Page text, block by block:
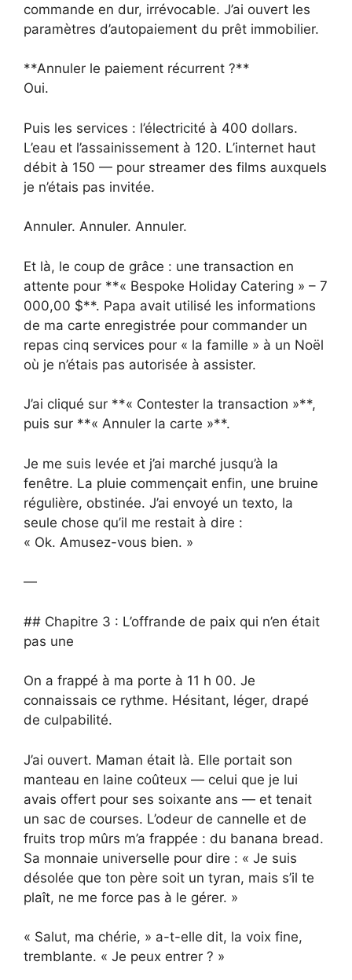
commande en dur, irrévocable. J’ai ouvert les
paramètres d’autopaiement du prêt immobilier.
**Annuler le paiement récurrent ?**
Oui.
Puis les services : l’électricité à 400 dollars.
L’eau et l’assainissement à 120. L’internet haut
débit à 150 — pour streamer des films auxquels
je n’étais pas invitée.
Annuler. Annuler. Annuler.
Et là, le coup de grâce : une transaction en
attente pour **« Bespoke Holiday Catering » – 7
000,00 $**. Papa avait utilisé les informations
de ma carte enregistrée pour commander un
repas cinq services pour « la famille » à un Noël
où je n’étais pas autorisée à assister.
J’ai cliqué sur **« Contester la transaction »**,
puis sur **« Annuler la carte »**.
Je me suis levée et j’ai marché jusqu’à la
fenêtre. La pluie commençait enfin, une bruine
régulière, obstinée. J’ai envoyé un texto, la
seule chose qu’il me restait à dire :
« Ok. Amusez-vous bien. »
—
## Chapitre 3 : L’offrande de paix qui n’en était
pas une
On a frappé à ma porte à 11 h 00. Je
connaissais ce rythme. Hésitant, léger, drapé
de culpabilité.
J’ai ouvert. Maman était là. Elle portait son
manteau en laine coûteux — celui que je lui
avais offert pour ses soixante ans — et tenait
un sac de courses. L’odeur de cannelle et de
fruits trop mûrs m’a frappée : du banana bread.
Sa monnaie universelle pour dire : « Je suis
désolée que ton père soit un tyran, mais s’il te
plaît, ne me force pas à le gérer. »
« Salut, ma chérie, » a-t-elle dit, la voix fine,
tremblante. « Je peux entrer ? »